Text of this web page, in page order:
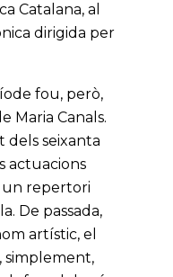
Catalana, al
dirigida per
fou, però,
Maria Canals.
dels seixanta
actuacions
un repertori
De passada,
artístic, el
simplement,